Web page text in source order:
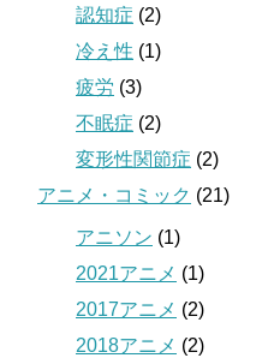
認知症 (2)
冷え性 (1)
疲労 (3)
不眠症 (2)
変形性関節症 (2)
アニメ・コミック (21)
アニソン (1)
2021アニメ (1)
2017アニメ (2)
2018アニメ (2)